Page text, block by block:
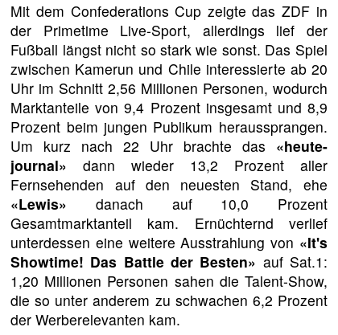
Mit dem Confederations Cup zeigte das ZDF in
der Primetime Live-Sport, allerdings lief der
Fußball längst nicht so stark wie sonst. Das Spiel
zwischen Kamerun und Chile interessierte ab 20
Uhr im Schnitt 2,56 Millionen Personen, wodurch
Marktanteile von 9,4 Prozent insgesamt und 8,9
Prozent beim jungen Publikum heraussprangen.
Um kurz nach 22 Uhr brachte das «heute-
journal» dann wieder 13,2 Prozent aller
Fernsehenden auf den neuesten Stand, ehe
«Lewis» danach auf 10,0 Prozent
Gesamtmarktanteil kam. Ernüchternd verlief
unterdessen eine weitere Ausstrahlung von «It's
Showtime! Das Battle der Besten» auf Sat.1:
1,20 Millionen Personen sahen die Talent-Show,
die so unter anderem zu schwachen 6,2 Prozent
der Werberelevanten kam.